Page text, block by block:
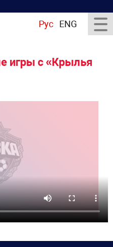
Рус ENG
игры с «Крылья